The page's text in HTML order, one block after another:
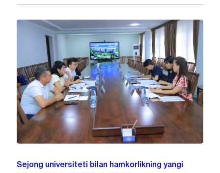
Sejong universiteti bilan hamkorlikning yangi